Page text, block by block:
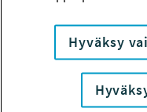
250271,
250278)
KEHITTÄMISRAHOITUS
Hyväksy